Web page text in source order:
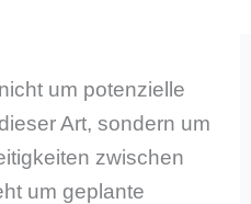
um potenzielle
Art, sondern um
zwischen
um geplante